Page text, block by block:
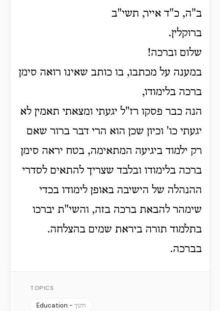
ב"ה, כ"ד אייר, תשי"ב
ברוקלין.
שלום וברכה!
במענה על מכתבו, בו כותב שאינו רואה סימן
ברכה בלימודו,
הנה כבר פסקו רז"ל יגעתי ומצאתי תאמין לא
יגעתי כו' וכיון שכן הוא הרי דבר ברור שאם
רק ילמוד ביגיעה המתאימה, בטח יראה סימן
ברכה בלימודו ובלבד שצריך להתאים לסדרי
ההנהלה של הישיבה באופן לימודו בכדי
שימהר להבאת ברכה בזה, והשי"ת יברכו
בתלמוד תורה ביראת שמים בהצלחה.
בברכה.
TOPICS
Education - חינוך